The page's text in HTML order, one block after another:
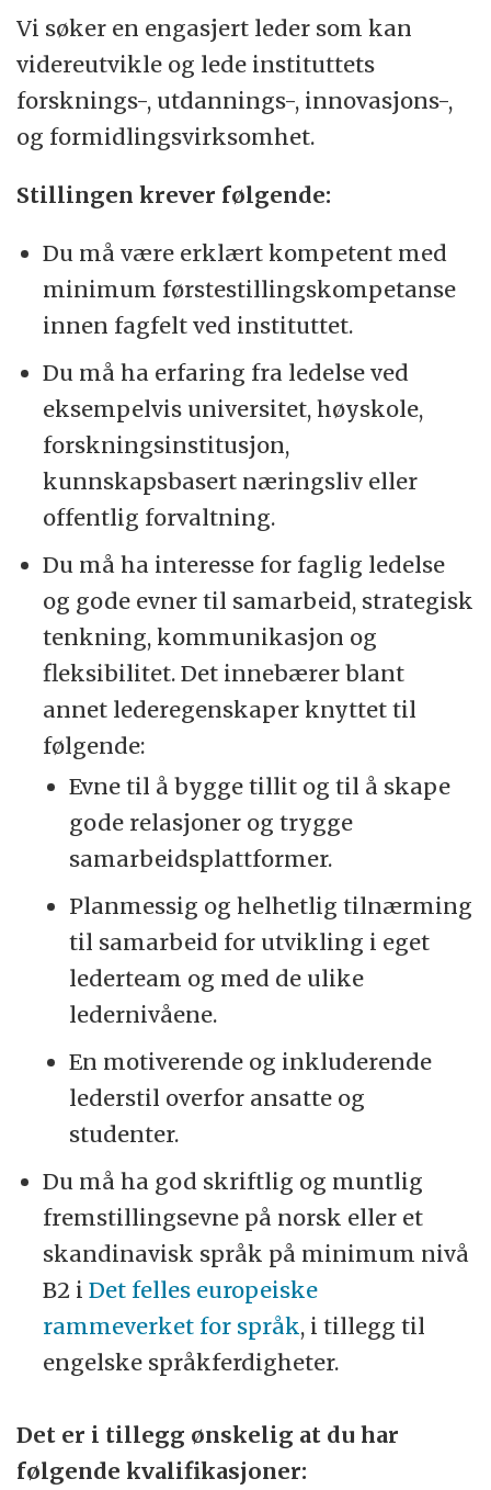
Vi søker en engasjert leder som kan
videreutvikle og lede instituttets
forsknings-, utdannings-, innovasjons-,
og formidlingsvirksomhet.
Stillingen krever følgende:
Du må være erklært kompetent med
minimum førstestillingskompetanse
innen fagfelt ved instituttet.
Du må ha erfaring fra ledelse ved
eksempelvis universitet, høyskole,
forskningsinstitusjon,
kunnskapsbasert næringsliv eller
offentlig forvaltning.
Du må ha interesse for faglig ledelse
og gode evner til samarbeid, strategisk
tenkning, kommunikasjon og
fleksibilitet. Det innebærer blant
annet lederegenskaper knyttet til
følgende:
Evne til å bygge tillit og til å skape
gode relasjoner og trygge
samarbeidsplattformer.
Planmessig og helhetlig tilnærming
til samarbeid for utvikling i eget
lederteam og med de ulike
ledernivåene.
En motiverende og inkluderende
lederstil overfor ansatte og
studenter.
Du må ha god skriftlig og muntlig
fremstillingsevne på norsk eller et
skandinavisk språk på minimum nivå
B2 iDet felles europeiske
rammeverket for språk, i tillegg til
engelske språkferdigheter.
Det er i tillegg ønskelig at du har
følgende kvalifikasjoner: